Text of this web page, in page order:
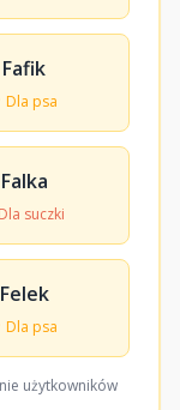
Fafik
Dla psa
Falka
suczki
Felek
Dla psa
użytkowników